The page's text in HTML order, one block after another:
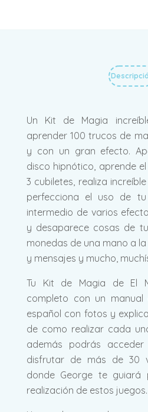
Un Kit de Magia
aprender 100 trucos de
y con un gran efecto.
disco hipnótico, aprende
3 cubiletes, realiza
perfecciona el uso de
intermedio de varios
y desaparece cosas de
monedas de una mano a
y mensajes y mucho,
Tu Kit de Magia de El
completo con un manual
español con fotos y
de como realizar cada
además podrás
disfrutar de más de 30
donde George te
realización de estos juegos.